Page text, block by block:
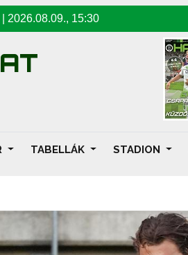
2026.08.09., 15:30
TABELLÁK STADION